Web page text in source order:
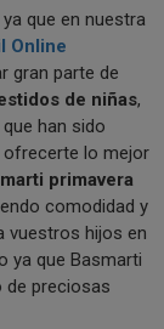
que en nuestra
Online
gran parte de
de niñas,
han sido
ofrecerte lo mejor
primavera
comodidad y
vuestros hijos en
ya que Basmarti
de preciosas